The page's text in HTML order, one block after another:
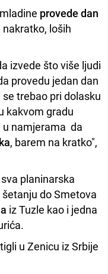
provede dan
loših
izvede što više ljudi
provedu jedan dan
trebao pri dolasku
kakvom gradu
u namjerama da
, barem na kratko",
planinarska
do Smetova
iz Tuzle kao i jedna
u Zenicu iz Srbije